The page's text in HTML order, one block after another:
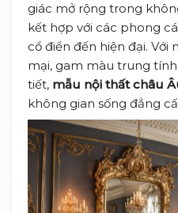
giác mở rộng trong
kết hợp với các phong
cổ điển đến hiện đại.
mại, gam màu trung
tiết, mẫu nội thất châu
không gian sống đẳng